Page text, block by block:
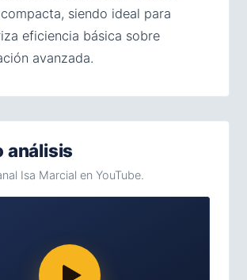
siendo ideal para
eficiencia básica sobre
avanzada.
análisis
Isa Marcial en YouTube.